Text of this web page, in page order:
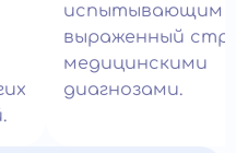
испытывающим
выраженный
медицинскими
диагнозами.